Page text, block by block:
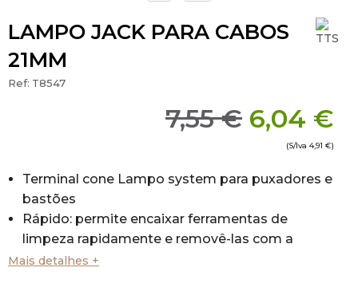
LAMPO JACK PARA CABOS
21MM
Ref: T8547
7,55 € 6,04 €
(S/Iva 4,91 €)
Terminal cone Lampo system para puxadores e
bastões
Rápido: permite encaixar ferramentas de
limpeza rapidamente e removê-las com a
mesma rapidez
Mais detalhes +